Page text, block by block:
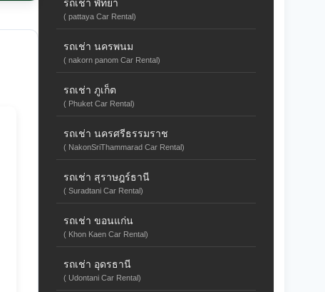
รถเช่า พัทยา
( pattaya Car Rental)
รถเช่า นครพนม
( nakorn panom Car Rental)
รถเช่า ภูเก็ต
( Phuket Car Rental)
รถเช่า นครศรีธรรมราช
( NakonSriThammarad Car Rental)
รถเช่า สุราษฎร์ธานี
( Suradtani Car Rental)
รถเช่า ขอนแก่น
( Khon Kaen Car Rental)
รถเช่า อุดรธานี
( Udontani Car Rental)